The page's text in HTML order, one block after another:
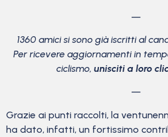
—
1360 amici si sono già iscritti al
Per ricevere aggiornamenti in
ciclismo, unisciti a loro
—
Grazie ai punti raccolti, la
ha dato, infatti, un fortissimo